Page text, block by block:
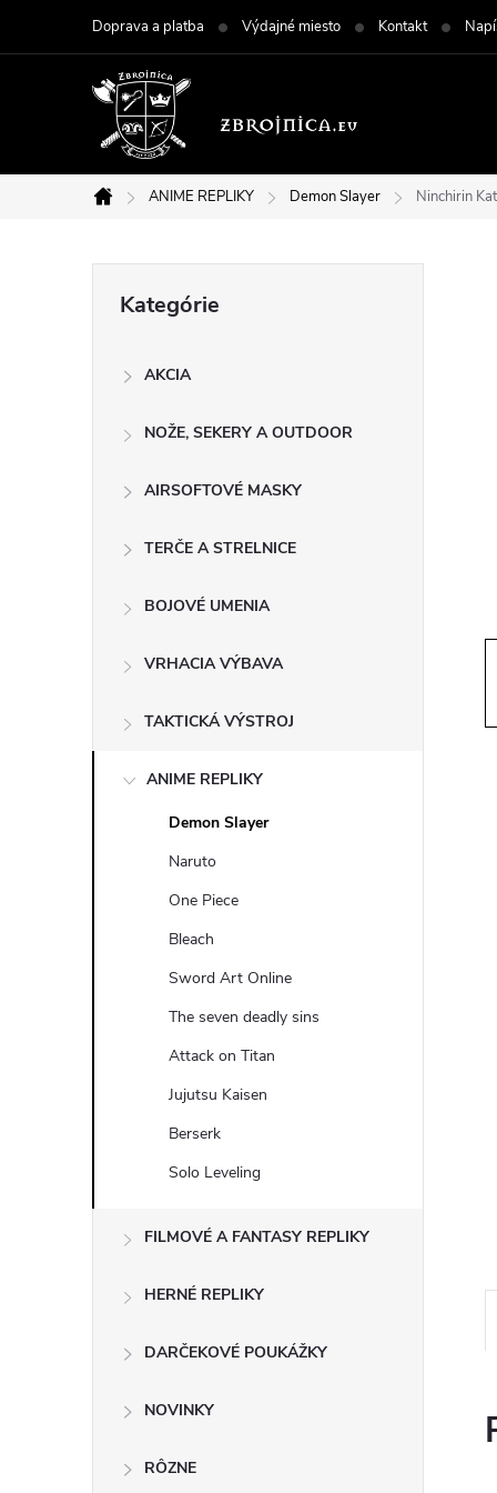
Doprava a platba Výdajné miesto Kontakt
Domov
ANIME REPLIKY Demon Slayer Ninchirin
kategórie
Kategórie
AKCIA
NOŽE, SEKERY A OUTDOOR
AIRSOFTOVÉ MASKY
TERČE A STRELNICE
BOJOVÉ UMENIA
VRHACIA VÝBAVA
TAKTICKÁ VÝSTROJ
ANIME REPLIKY
Demon Slayer
Naruto
One Piece
Bleach
Sword Art Online
The seven deadly sins
Attack on Titan
Jujutsu Kaisen
Berserk
Solo Leveling
FILMOVÉ A FANTASY REPLIKY
HERNÉ REPLIKY
DARČEKOVÉ POUKÁŽKY
NOVINKY
RÔZNE